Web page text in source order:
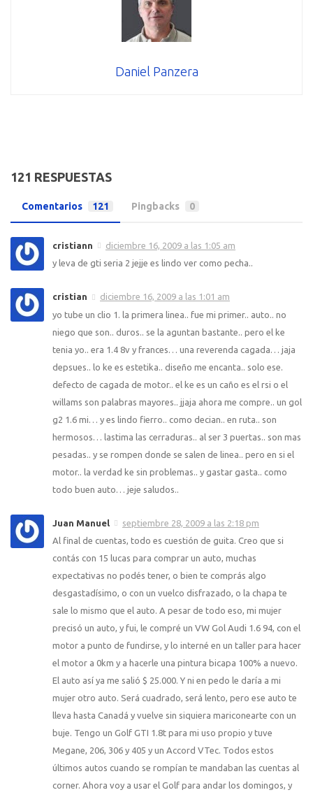
Daniel Panzera
121 RESPUESTAS
Comentarios 121 Pingbacks 0
cristiann
diciembre 16, 2009 a las 1:05 am
y leva de gti seria 2 jejje es lindo ver como pecha..
cristian
diciembre 16, 2009 a las 1:01 am
yo tube un clio 1. la primera linea.. fue mi primer.. auto.. no
niego que son.. duros.. se la aguntan bastante.. pero el ke
tenia yo.. era 1.4 8v y frances… una reverenda cagada… jaja
depsues.. lo ke es estetika.. diseño me encanta.. solo ese.
defecto de cagada de motor.. el ke es un caño es el rsi o el
willams son palabras mayores.. jjaja ahora me compre.. un gol
g2 1.6 mi… y es lindo fierro.. como decian.. en ruta.. son
hermosos… lastima las cerraduras.. al ser 3 puertas.. son mas
pesadas.. y se rompen donde se salen de linea.. pero en si el
motor.. la verdad ke sin problemas.. y gastar gasta.. como
todo buen auto… jeje saludos..
Juan Manuel
septiembre 28, 2009 a las 2:18 pm
Al final de cuentas, todo es cuestión de guita. Creo que si
contás con 15 lucas para comprar un auto, muchas
expectativas no podés tener, o bien te comprás algo
desgastadí­simo, o con un vuelco disfrazado, o la chapa te
sale lo mismo que el auto. A pesar de todo eso, mi mujer
precisó un auto, y fui, le compré un VW Gol Audi 1.6 94, con el
motor a punto de fundirse, y lo interné en un taller para hacer
el motor a 0km y a hacerle una pintura bicapa 100% a nuevo.
El auto así­ ya me salió $ 25.000. Y ni en pedo le darí­a a mi
mujer otro auto. Será cuadrado, será lento, pero ese auto te
lleva hasta Canadá y vuelve sin siquiera mariconearte con un
buje. Tengo un Golf GTI 1.8t para mi uso propio y tuve
Megane, 206, 306 y 405 y un Accord VTec. Todos estos
últimos autos cuando se rompí­an te mandaban las cuentas al
corner. Ahora voy a usar el Golf para andar los domingos, y